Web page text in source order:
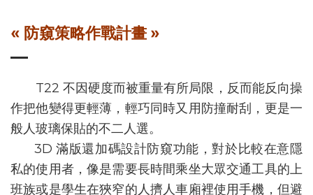
« 防窺策略作戰計畫 »
T22 不因硬度而被重量有所局限，反而能反向操
作把他變得更輕薄，輕巧同時又用防撞耐刮，更是一
般人玻璃保貼的不二人選。
3D 滿版還加碼設計防窺功能，對於比較在意隱
私的使用者，像是需要長時間乘坐大眾交通工具的上
班族或是學生在狹窄的人擠人車廂裡使用手機，但避